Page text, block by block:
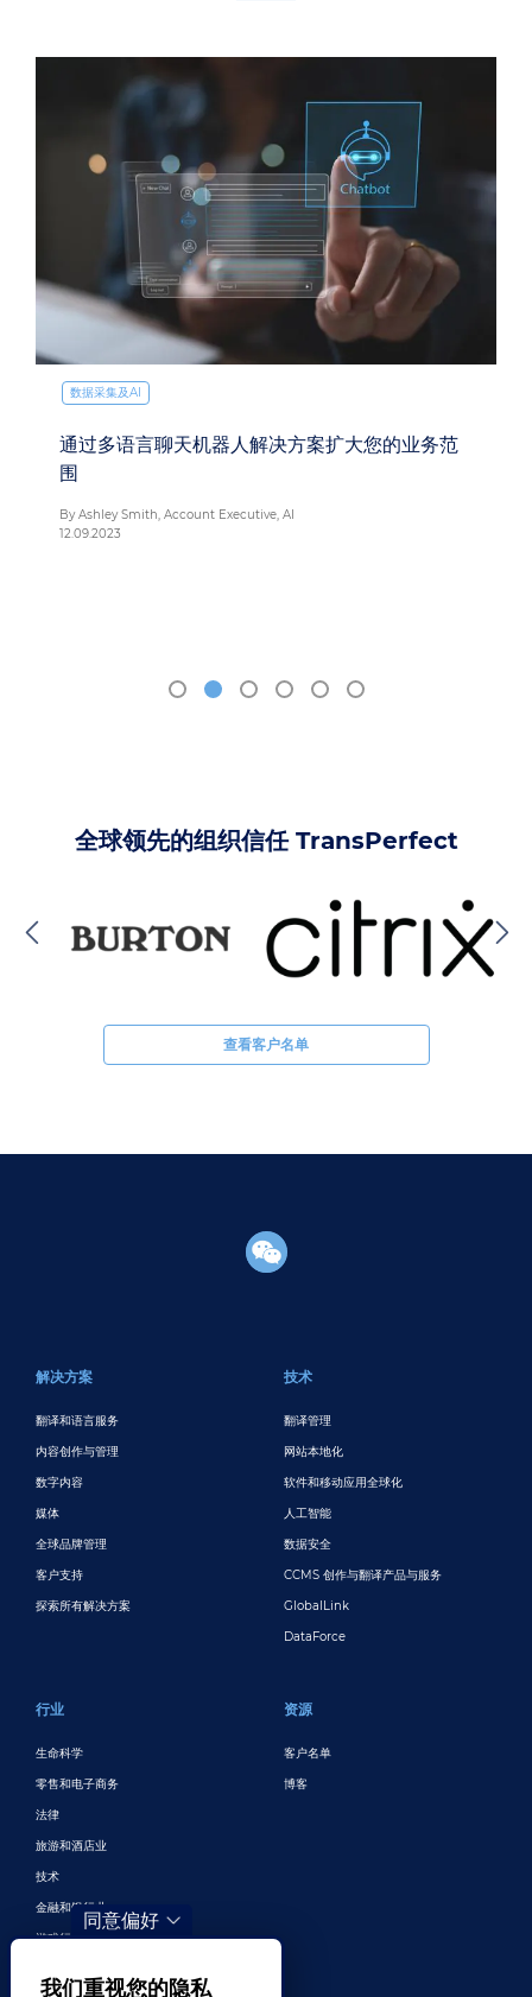
数据采集及AI
通过多语言聊天机器人解决方案扩大您的业务范
围
By Ashley Smith, Account Executive, AI
12.09.2023
全球领先的组织信任 TransPerfect
查看客户名单
解决方案
翻译和语言服务
内容创作与管理
数字内容
媒体
全球品牌管理
客户支持
探索所有解决方案
技术
翻译管理
网站本地化
软件和移动应用全球化
人工智能
数据安全
CCMS 创作与翻译产品与服务
GlobalLink
DataForce
行业
生命科学
零售和电子商务
法律
旅游和酒店业
技术
金融和银行业
游戏行业
资源
客户名单
博客
同意偏好
我们重视您的隐私